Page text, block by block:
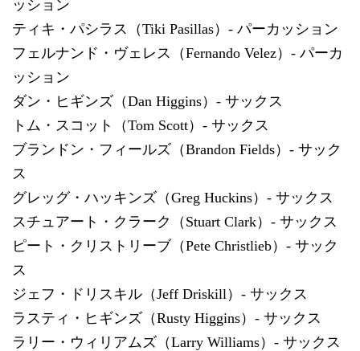
ッション
ティキ・パシラス（Tiki Pasillas）- パーカッション
フェルナンド・ヴェレス（Fernando Velez）- パーカ
ッション
ダン・ヒギンズ（Dan Higgins）- サックス
トム・スコット（Tom Scott）- サックス
ブランドン・フィールズ（Brandon Fields）- サック
ス
グレッグ・ハッキンズ（Greg Huckins）- サックス
スチュアート・クラーク（Stuart Clark）- サックス
ピート・クリストリーブ（Pete Christlieb）- サック
ス
ジェフ・ドリスキル（Jeff Driskill）- サックス
ラスティ・ヒギンズ（Rusty Higgins）- サックス
ラリー・ウィリアムズ（Larry Williams）- サックス